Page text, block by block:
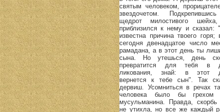
святым человеком,
звездочетом.
щедрот милостивого
приблизился к нему и сказал:
известна причина твоего горя;
сегодня двенадцатое число
рамадана, а в этот день ты
сына. Но утешься, день
превратится для тебя в
ликования, знай: в этот
вернется к тебе сын". Так
дервиш. Усомниться в речах
человека было бы грехом
мусульманина. Правда,
не утихла, но все же каждый